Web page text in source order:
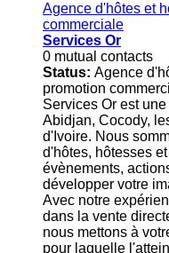
Agence d'hôtes et
commerciale
Services Or
0 mutual contacts
Status: Agence
promotion
Services Or est
Abidjan, Cocody,
d'Ivoire. Nous
d'hôtes, hôtesses
évènements,
développer votre
Avec notre
dans la vente
nous mettons à
pour laquelle